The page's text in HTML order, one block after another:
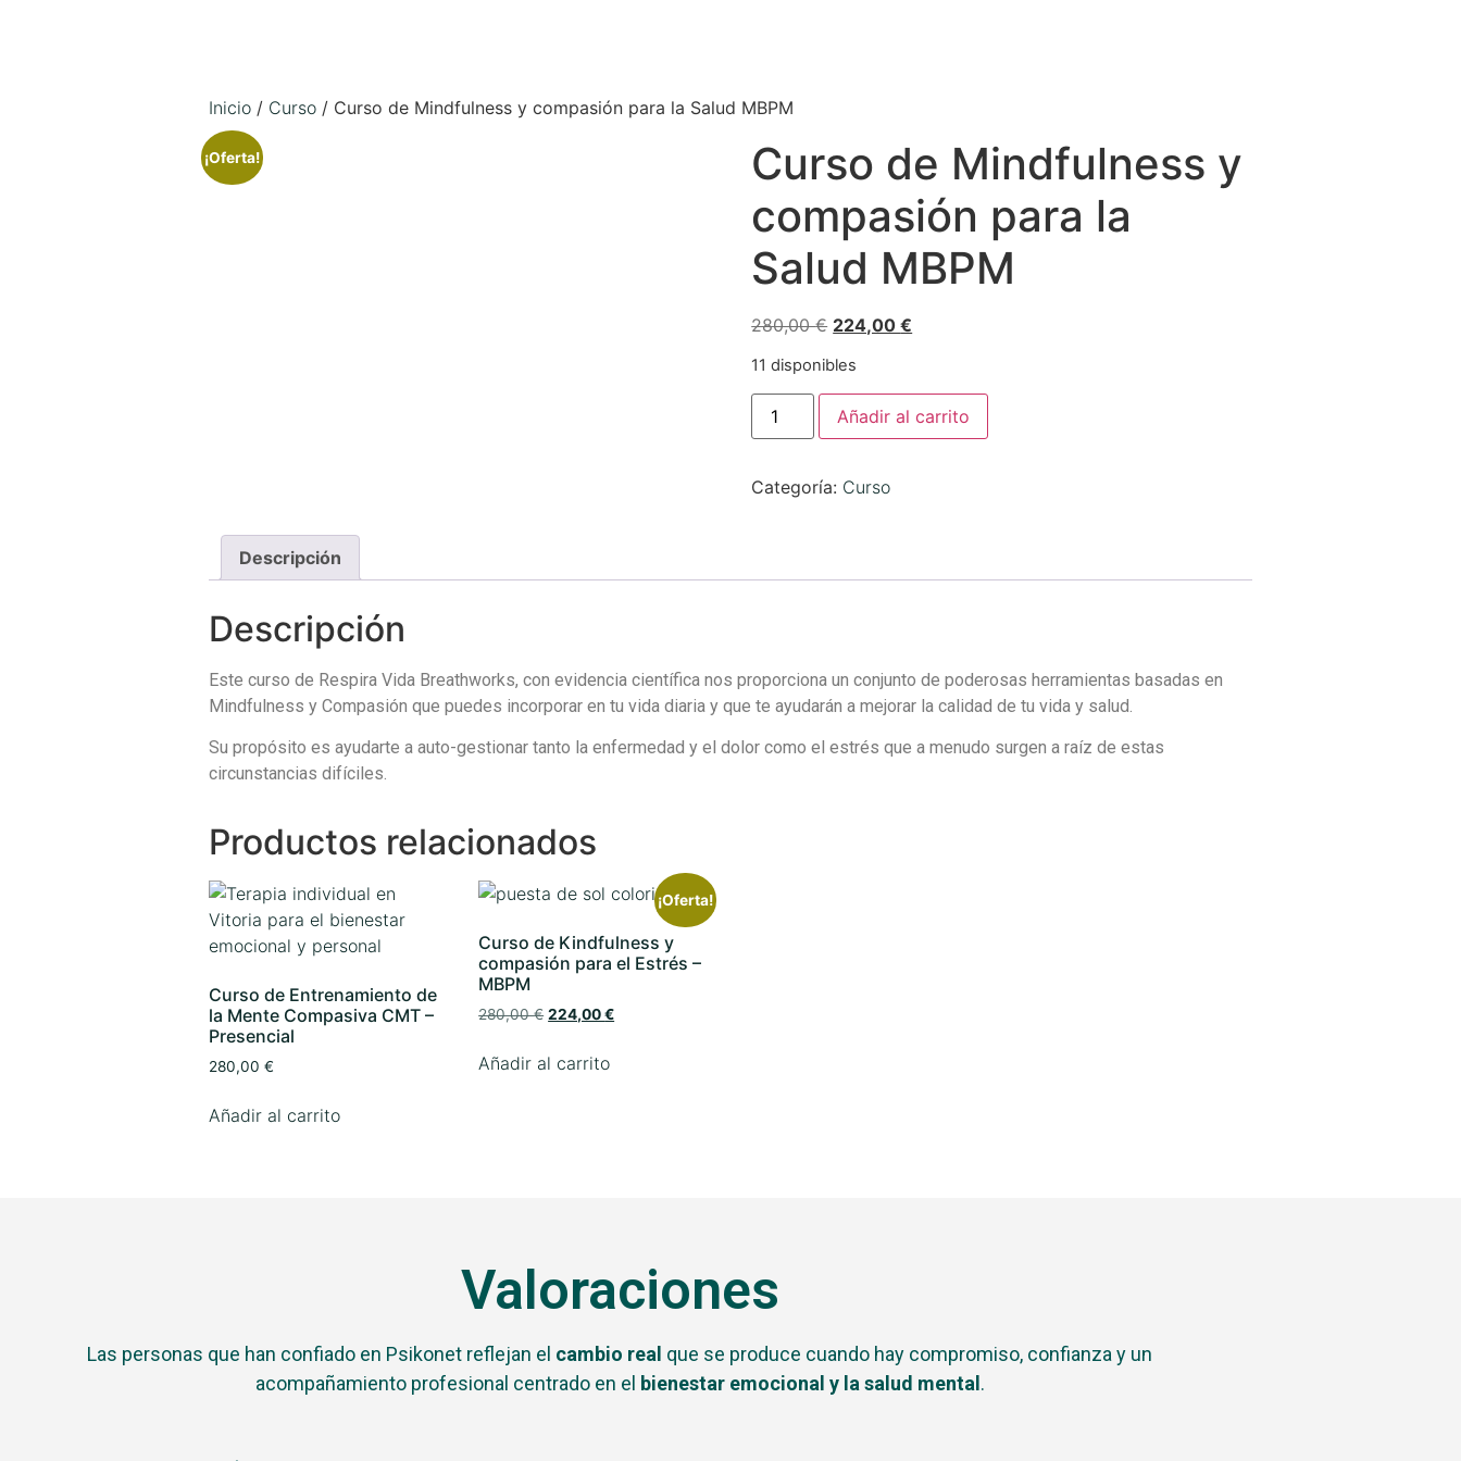
Inicio / Curso / Curso de Mindfulness y compasión para la Salud MBPM
¡Oferta!
Curso de Mindfulness y
compasión para la
Salud MBPM
280,00€ 224,00€
11 disponibles
Añadir al carrito
Categoría: Curso
Descripción
Descripción
Este curso de Respira Vida Breathworks, con evidencia científica nos proporciona un conjunto de poderosas herramientas basadas en
Mindfulness y Compasión que puedes incorporar en tu vida diaria y que te ayudarán a mejorar la calidad de tu vida y salud.
Su propósito es ayudarte a auto-gestionar tanto la enfermedad y el dolor como el estrés que a menudo surgen a raíz de estas
circunstancias difíciles.
Productos relacionados
Curso de Entrenamiento de
la Mente Compasiva CMT –
Presencial
280,00 €
Añadir al carrito
¡Oferta!
Curso de Kindfulness y
compasión para el Estrés –
MBPM
280,00€ 224,00€
Añadir al carrito
Valoraciones
Las personas que han confiado en Psikonet reflejan el cambio real que se produce cuando hay compromiso, confianza y un
acompañamiento profesional centrado en el bienestar emocional y la salud mental.